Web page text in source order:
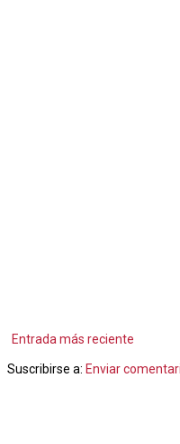
Entrada más reciente
Suscribirse a: Enviar